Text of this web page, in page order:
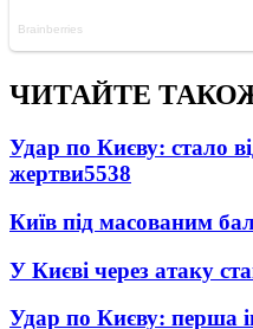
ЧИТАЙТЕ
Удар по Києву: стало
жертви5538
Київ під масованим
У Києві через атаку
Удар по Києву: перша